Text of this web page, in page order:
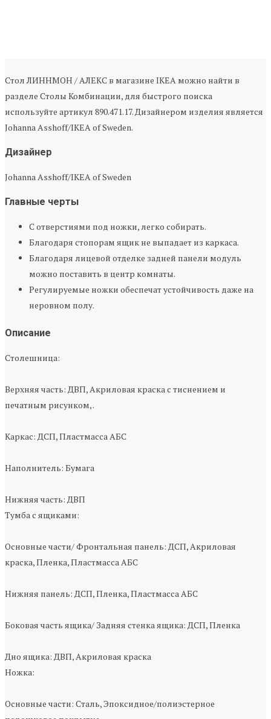
Стол ЛИННМОН / АЛЕКС в магазине IKEA можно найти в
разделе Столы Комбинации, для быстрого поиска
используйте артикул 890.471.17. Дизайнером изделия является
Johanna Asshoff/IKEA of Sweden.
Дизайнер
Johanna Asshoff/IKEA of Sweden
Главные черты
С отверстиями под ножки, легко собирать.
Благодаря стопорам ящик не выпадает из каркаса.
Благодаря лицевой отделке задней панели модуль
можно поставить в центр комнаты.
Регулируемые ножки обеспечат устойчивость даже на
неровном полу.
Описание
Столешница:
Верхняя часть: ДВП, Акриловая краска с тиснением и
печатным рисунком, .
Каркас: ДСП, Пластмасса АБС
Наполнитель: Бумага
Нижняя часть: ДВП
Тумба с ящиками:
Основные части/ Фронтальная панель: ДСП, Акриловая
краска, Пленка, Пластмасса АБС
Нижняя панель: ДСП, Пленка, Пластмасса АБС
Боковая часть ящика/ Задняя стенка ящика: ДСП, Пленка
Дно ящика: ДВП, Акриловая краска
Ножка:
Основные части: Сталь, Эпоксидное/полиэстерное